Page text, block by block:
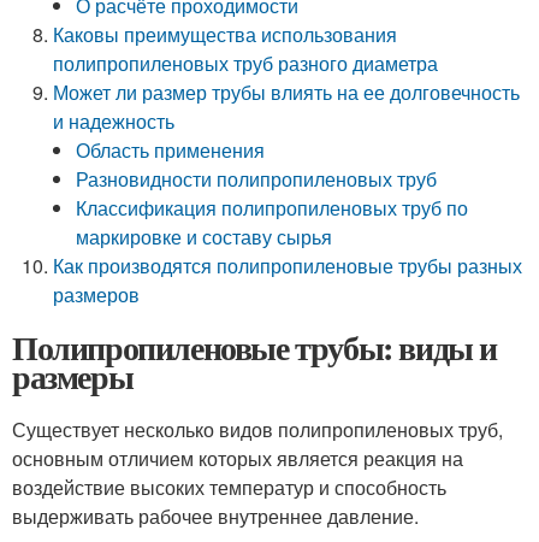
Каковы преимущества использования
полипропиленовых труб разного диаметра
Может ли размер трубы влиять на ее долговечность
и надежность
Область применения
Разновидности полипропиленовых труб
Классификация полипропиленовых труб по
маркировке и составу сырья
Как производятся полипропиленовые трубы разных
размеров
Полипропиленовые трубы: виды и
размеры
Существует несколько видов полипропиленовых труб,
основным отличием которых является реакция на
воздействие высоких температур и способность
выдерживать рабочее внутреннее давление.